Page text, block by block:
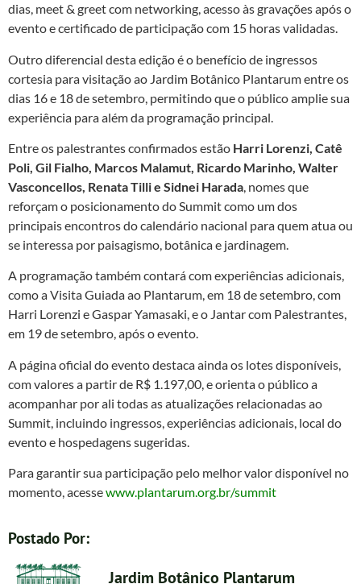
dias, meet & greet com networking, acesso às gravações após o
evento e certificado de participação com 15 horas validadas.
Outro diferencial desta edição é o benefício de ingressos
cortesia para visitação ao Jardim Botânico Plantarum entre os
dias 16 e 18 de setembro, permitindo que o público amplie sua
experiência para além da programação principal.
Entre os palestrantes confirmados estão Harri Lorenzi, Catê
Poli, Gil Fialho, Marcos Malamut, Ricardo Marinho, Walter
Vasconcellos, Renata Tilli e Sidnei Harada, nomes que
reforçam o posicionamento do Summit como um dos
principais encontros do calendário nacional para quem atua ou
se interessa por paisagismo, botânica e jardinagem.
A programação também contará com experiências adicionais,
como a Visita Guiada ao Plantarum, em 18 de setembro, com
Harri Lorenzi e Gaspar Yamasaki, e o Jantar com Palestrantes,
em 19 de setembro, após o evento.
A página oficial do evento destaca ainda os lotes disponíveis,
com valores a partir de R$ 1.197,00, e orienta o público a
acompanhar por ali todas as atualizações relacionadas ao
Summit, incluindo ingressos, experiências adicionais, local do
evento e hospedagens sugeridas.
Para garantir sua participação pelo melhor valor disponível no
momento, acessewww.plantarum.org.br/summit
Postado Por:
Jardim Botânico Plantarum